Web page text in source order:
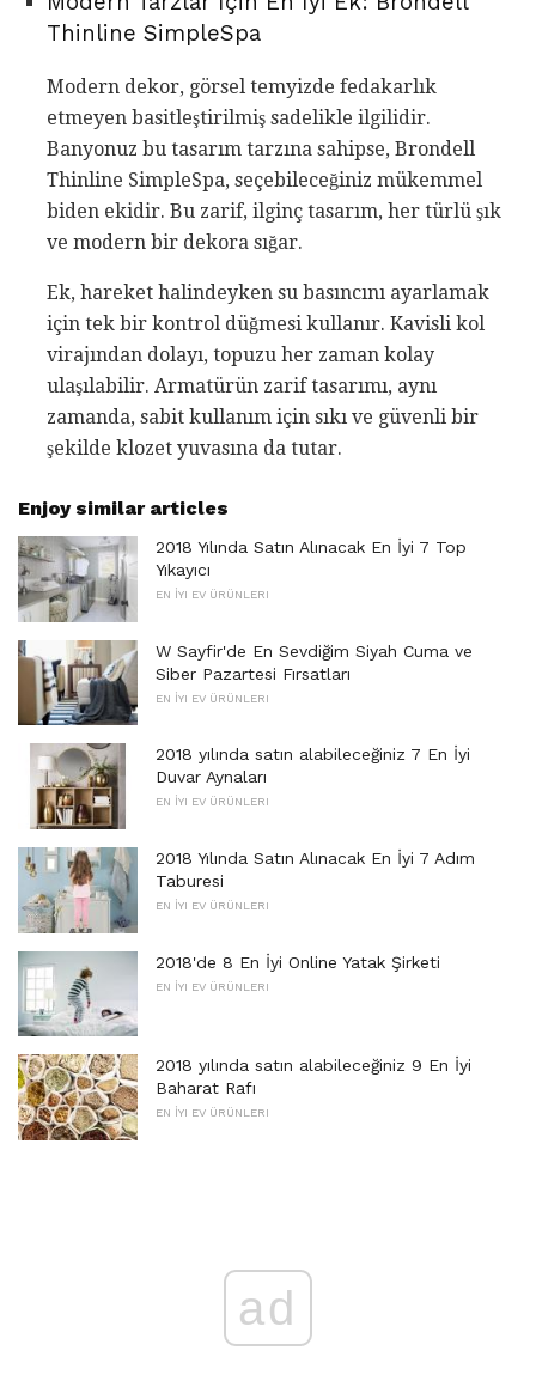
Thinline SimpleSpa
Modern dekor, görsel temyizde fedakarlık
etmeyen basitleştirilmiş sadelikle ilgilidir.
Banyonuz bu tasarım tarzına sahipse, Brondell
Thinline SimpleSpa, seçebileceğiniz mükemmel
biden ekidir. Bu zarif, ilginç tasarım, her türlü şık
ve modern bir dekora sığar.
Ek, hareket halindeyken su basıncını ayarlamak
için tek bir kontrol düğmesi kullanır. Kavisli kol
virajından dolayı, topuzu her zaman kolay
ulaşılabilir. Armatürün zarif tasarımı, aynı
zamanda, sabit kullanım için sıkı ve güvenli bir
şekilde klozet yuvasına da tutar.
Enjoy similar articles
2018 Yılında Satın Alınacak En İyi 7 Top
Yıkayıcı
EN İYI EV ÜRÜNLERI
W Sayfir'de En Sevdiğim Siyah Cuma ve
Siber Pazartesi Fırsatları
EN İYI EV ÜRÜNLERI
2018 yılında satın alabileceğiniz 7 En İyi
Duvar Aynaları
EN İYI EV ÜRÜNLERI
2018 Yılında Satın Alınacak En İyi 7 Adım
Taburesi
EN İYI EV ÜRÜNLERI
2018'de 8 En İyi Online Yatak Şirketi
EN İYI EV ÜRÜNLERI
2018 yılında satın alabileceğiniz 9 En İyi
Baharat Rafı
EN İYI EV ÜRÜNLERI
ad